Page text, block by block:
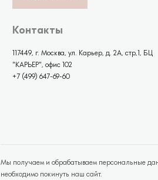
Контакты
117449, г. Москва, ул. Карьер, д. 2А, стр,1, БЦ
"КАРЬЕР", офис 102
+7 (499) 647-69-60
Мы получаем и обрабатываем персональные
необходимо покинуть наш сайт.